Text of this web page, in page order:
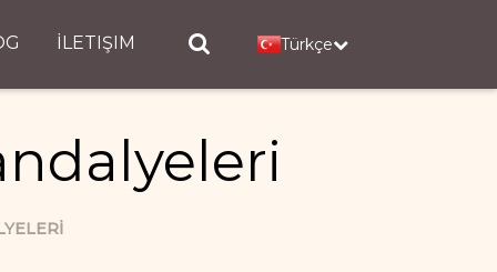
İLETIŞIM Türkçe